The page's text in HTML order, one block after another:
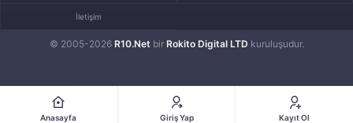
© 2005-2026 R10.Net bir Rokito Digital LTD kuruluşudur.
İletişim
Anasayfa Giriş Yap Kayıt Ol